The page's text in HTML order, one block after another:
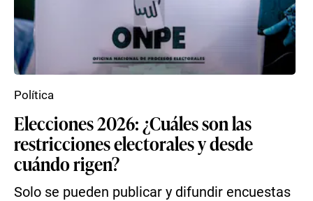
Elecciones 2026: ¿Cuáles son las
restricciones electorales y desde
cuándo rigen?
Solo se pueden publicar y difundir encuestas
Política